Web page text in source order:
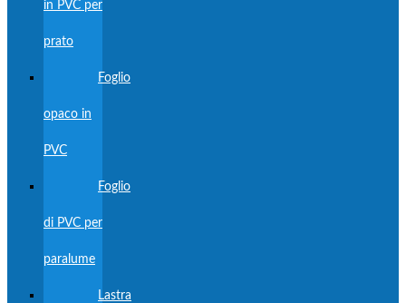
in PVC per
prato
Foglio
opaco in
PVC
Foglio
di PVC per
paralume
Lastra